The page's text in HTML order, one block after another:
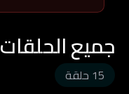
جميع الحلقات
15 حلقة